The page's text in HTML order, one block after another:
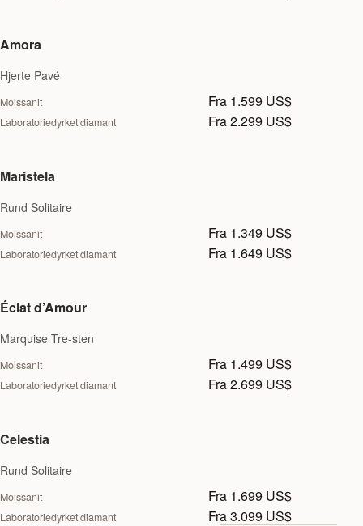
Amora
Hjerte Pavé
Moissanit Fra 1.599 US$
Laboratoriedyrket diamant Fra 2.299 US$
Maristela
Rund Solitaire
Moissanit Fra 1.349 US$
Laboratoriedyrket diamant Fra 1.649 US$
Éclat d’Amour
Marquise Tre-sten
Moissanit Fra 1.499 US$
Laboratoriedyrket diamant Fra 2.699 US$
Celestia
Rund Solitaire
Moissanit Fra 1.699 US$
Laboratoriedyrket diamant Fra 3.099 US$